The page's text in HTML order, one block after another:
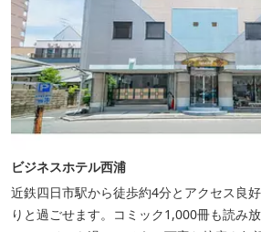
ビジネスホテル西浦
近鉄四日市駅から徒歩約4分とアクセス良
りと過ごせます。コミック1,000冊も読み